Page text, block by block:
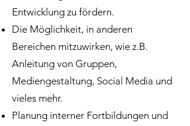
Entwicklung zu fördern.
Die Möglichkeit, in anderen
Bereichen mitzuwirken, wie z.B.
Anleitung von Gruppen,
Mediengestaltung, Social Media und
vieles mehr.
Planung interner Fortbildungen und